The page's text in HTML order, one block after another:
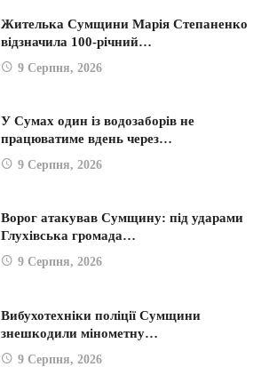
Жителька Сумщини Марія Степаненко
відзначила 100-річний…
9 Серпня, 2026
У Сумах один із водозаборів не
працюватиме вдень через…
9 Серпня, 2026
Ворог атакував Сумщину: під ударами
Глухівська громада…
9 Серпня, 2026
Вибухотехніки поліції Сумщини
знешкодили мінометну…
9 Серпня, 2026